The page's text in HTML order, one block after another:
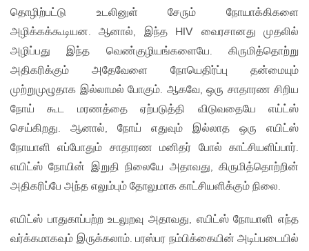
தொழிற்பட்டு உடலினுள் சேரும் நோயாக்கிகளை
அழிக்கக்கூடியன. ஆனால், இந்த HIV வைரசானது முதலில்
அழிப்பது இந்த வெண்குழியங்களையே. கிருமித்தொற்று
அதிகரிக்கும் அதேவேளை நோயெதிர்ப்பு தன்மையும்
முற்றுமுழுதாக இல்லாமல் போகும். ஆகவே, ஒரு சாதாரண சிறிய
நோய் கூட மரணத்தை ஏற்படுத்தி விடுவதையே எய்ட்ஸ்
செய்கிறது. ஆனால், நோய் எதுவும் இல்லாத ஒரு எயிட்ஸ்
நோயாளி எப்போதும் சாதாரண மனிதர் போல் காட்சியளிப்பார்.
எயிட்ஸ் நோயின் இறுதி நிலையே அதாவது, கிருமித்தொற்றின்
அதிகரிப்பே அந்த எலும்பும் தோலுமாக காட்சியளிக்கும் நிலை.
எயிட்ஸ் பாதுகாப்பற்ற உடலுறவு அதாவது, எயிட்ஸ் நோயாளி எந்த
வர்க்கமாகவும் இருக்கலாம். பரஸ்பர நம்பிக்கையின் அடிப்படையில்